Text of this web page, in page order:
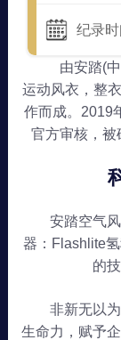
纪录时
由安踏(中国
运动风衣，整
作而成。2019
官方审核，被
安踏空气
器：Flashlite
的
非新无以
生命力，赋予